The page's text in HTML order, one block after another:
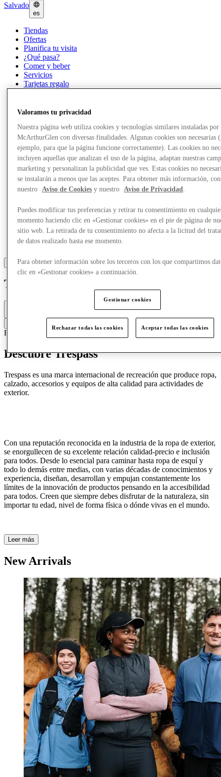
Salvado
es
Tiendas
Ofertas
Planifica tu visita
¿Qué pasa?
Comer y beber
Servicios
Tarjetas regalo
Más
Trespass
Ropa deportiva
Descubre Trespass
Trespass es una marca internacional de recreación que produce ropa,
calzado, accesorios y equipos de alta calidad para actividades de
exterior.
Con una reputación reconocida en la industria de la ropa de exterior,
se enorgullecen de su excelente relación calidad-precio e inclusión
para todos. Desde lo esencial para caminar hasta ropa de esquí y
todo lo demás entre medias, con varias décadas de conocimientos y
experiencia, diseñan, desarrollan y empujan constantemente los
límites de la innovación de productos pensando en la accesibilidad
para todos. Creen que siempre debes disfrutar de la naturaleza, sin
importar tu edad, nivel de forma física o dónde vivas en el mundo.
Leer más
New Arrivals
Valoramos tu privacidad
Nuestra página web utiliza cookies y tecnologías similares instaladas por
McArthurGlen con diversas finalidades. Algunas cookies son necesarias
ejemplo, para que la página funcione correctamente). Las cookies no
incluyen aquellas que analizan el uso de la página, adaptan nuestras
marketing y personalizan la publicidad que ves. Estas cookies no
se instalarán a menos que las aceptes. Para obtener más información,
nuestro
Aviso de Cookies y nuestro Aviso de Privacidad.
Puedes modificar tus preferencias y retirar tu consentimiento en
momento haciendo clic en «Gestionar cookies» en el pie de página de
sitio web. La retirada de tu consentimiento no afecta a la licitud del
de datos realizado hasta ese momento.
Para obtener información sobre los terceros con los que compartimos
clic en «Gestionar cookies» a continuación.
Gestionar cookies
Rechazar todas las cookies Aceptar todas las cookies